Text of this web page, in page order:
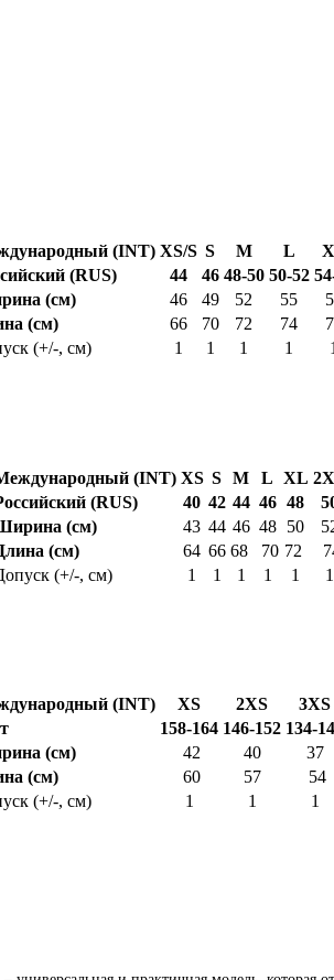
(INT) XS/S S M L
(RUS)
44 46 48-50 50-52
(см)
46 49 52 55
(см)
66 70 72 74
(+/-, см)
1 1 1 1 1
(INT) XS S M L XL
(RUS)
40 42 44 46 48
(см)
43 44 46 48 50
(см)
64 66 68 70 72
(+/-, см)
1 1 1 1 1 1
(INT) XS 2XS 3XS
158-164 146-152 134-
(см)
42 40 37
(см)
60 57 54
(+/-, см)
1 1 1